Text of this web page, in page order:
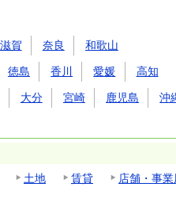
滋賀 奈良 和歌山
徳島 香川 愛媛 高知
大分 宮崎 鹿児島 沖
土地 賃貸
店舗・事業